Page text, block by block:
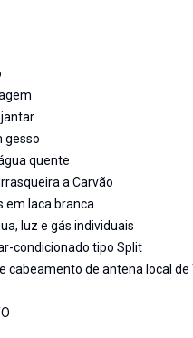
jantar
gesso
quente
a Carvão
em laca branca
luz e gás individuais
condicionado tipo Split
cabeamento de antena local